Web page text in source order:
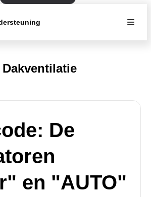
Dakventilatie
De
en "AUTO"